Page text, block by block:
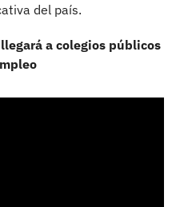
del país.
a colegios públicos